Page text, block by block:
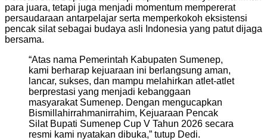
para juara, tetapi juga menjadi momentum mempererat
persaudaraan antarpelajar serta memperkokoh eksistensi
pencak silat sebagai budaya asli Indonesia yang patut dijaga
bersama.
“Atas nama Pemerintah Kabupaten Sumenep,
kami berharap kejuaraan ini berlangsung aman,
lancar, sukses, dan mampu melahirkan atlet-atlet
berprestasi yang menjadi kebanggaan
masyarakat Sumenep. Dengan mengucapkan
Bismillahirrahmanirrahim, Kejuaraan Pencak
Silat Bupati Sumenep Cup V Tahun 2026 secara
resmi kami nyatakan dibuka,” tutup Dedi.